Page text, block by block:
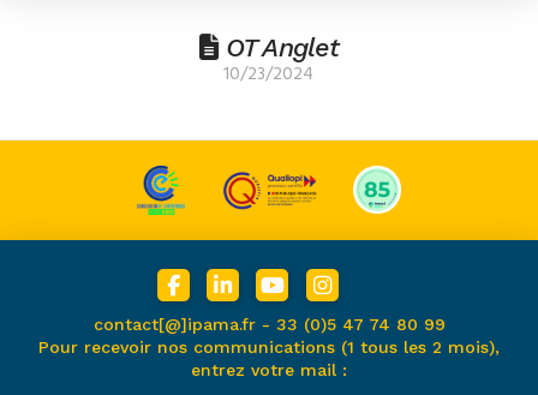
OT Anglet
10/23/2024
contact[@]ipama.fr - 33 (0)5 47 74 80 99
Pour recevoir nos communications (1 tous les 2 mois),
entrez votre mail :